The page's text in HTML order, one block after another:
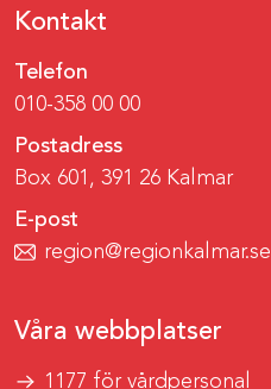
Kontakt
Telefon
010-358 00 00
Postadress
Box 601, 391 26 Kalmar
E-post
region@regionkalmar.se
Våra webbplatser
1177 för vårdpersonal